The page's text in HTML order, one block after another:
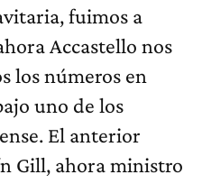
fuimos a
Accastello nos
los números en
uno de los
El anterior
Gill, ahora ministro